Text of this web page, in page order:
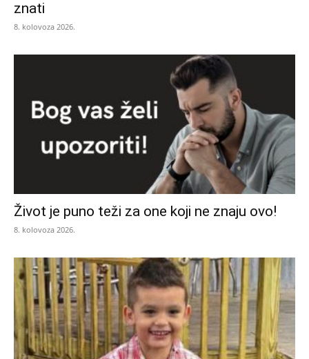
znati
8. kolovoza 2026.
Život je puno teži za one koji ne znaju ovo!
8. kolovoza 2026.